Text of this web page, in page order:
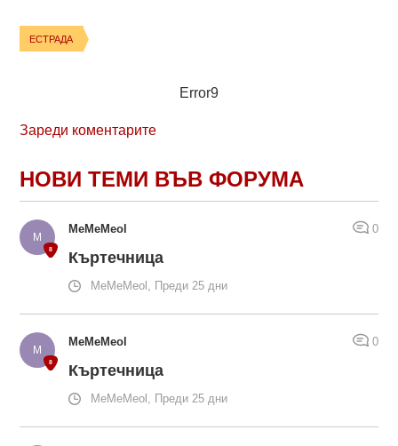
ЕСТРАДА
Error9
Зареди коментарите
НОВИ ТЕМИ ВЪВ ФОРУМА
MeMeMeol 0
Къртечница
MeMeMeol, Преди 25 дни
MeMeMeol 0
Къртечница
MeMeMeol, Преди 25 дни